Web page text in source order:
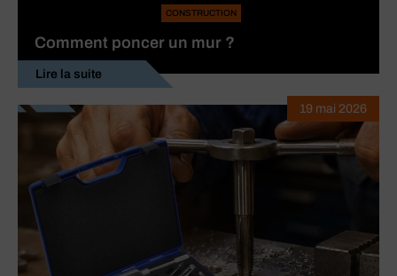
CONSTRUCTION
Comment poncer un mur ?
Lire la suite
19 mai 2026